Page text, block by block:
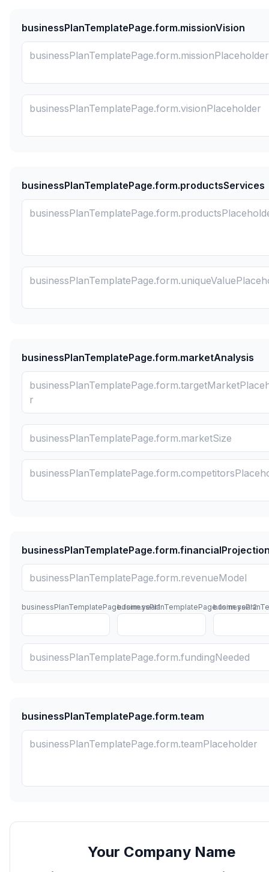
businessPlanTemplatePage.form.missionVision
businessPlanTemplatePage.form.productsServices
businessPlanTemplatePage.form.marketAnalysis
businessPlanTemplatePage.form.year1businessPlanTemplatePage.form.year2
businessPlanTemplatePage.form.team
Your Company Name